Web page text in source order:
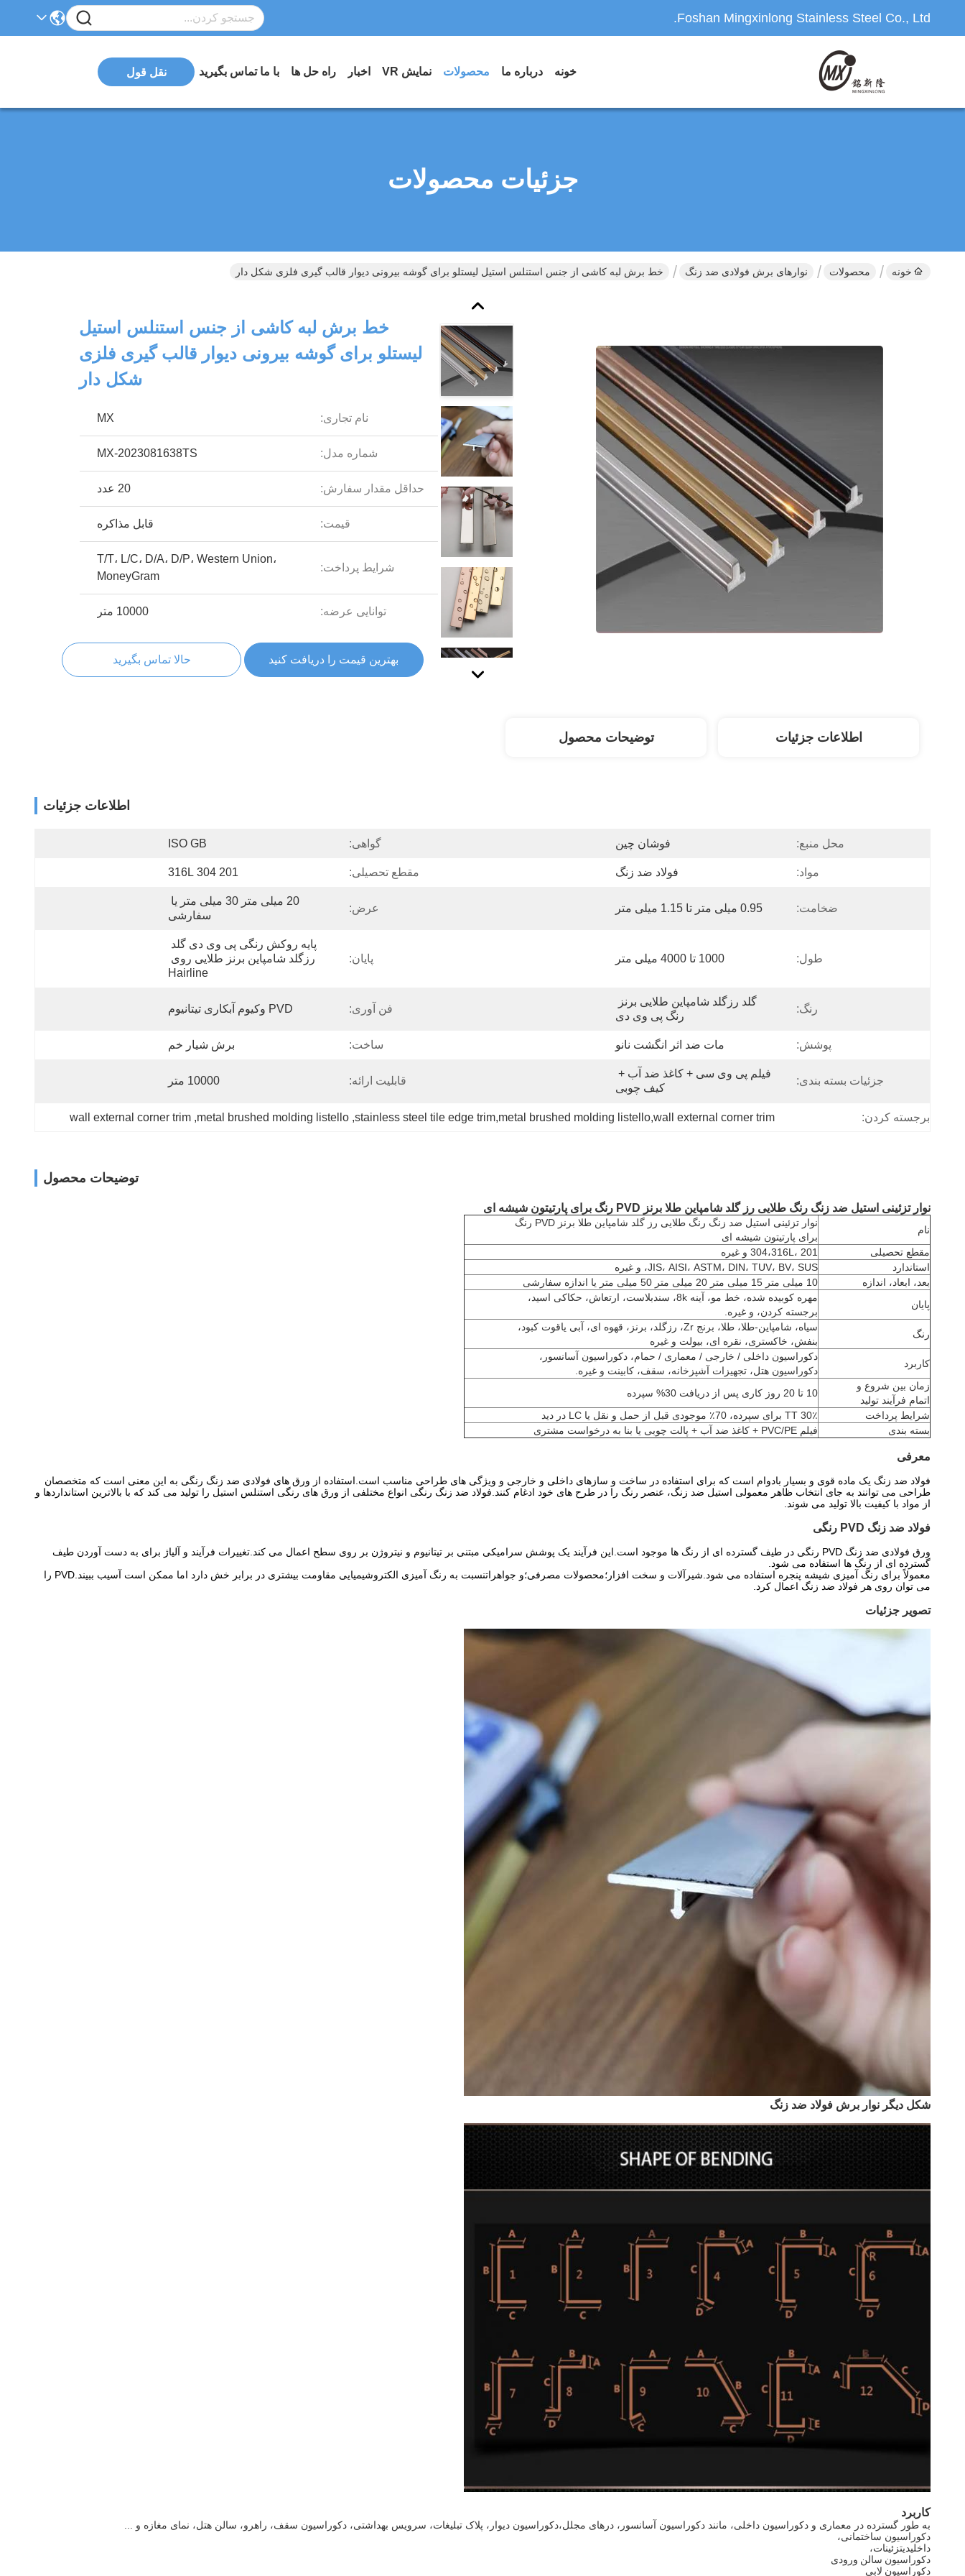
Foshan Mingxinlong Stainless Steel Co., Ltd.
خونه درباره ما محصولات نمایش VR اخبار راه حل ها با ما تماس بگیرید نقل قول
جزئیات محصولات
خونه محصولات نوارهای برش فولادی ضد زنگ خط برش لبه کاشی از جنس استنلس استیل لیستلو برای گوشه بیرونی دیوار قالب گیری فلزی شکل دار
خط برش لبه کاشی از جنس استنلس استیل
لیستلو برای گوشه بیرونی دیوار قالب گیری فلزی
شکل دار
نام تجاری: MX
شماره مدل: MX-2023081638TS
حداقل مقدار سفارش: 20 عدد
قیمت: قابل مذاکره
شرایط پرداخت:
T/T، L/C، D/A، D/P، Western Union،
MoneyGram
توانایی عرضه: 10000 متر
بهترین قیمت را دریافت کنید حالا تماس بگیرید
اطلاعات جزئیات توضیحات محصول
اطلاعات جزئیات
محل منبع: فوشان چین گواهی: ISO GB
مواد: فولاد ضد زنگ مقطع تحصیلی: 201 304 316L
ضخامت: 0.95 میلی متر تا 1.15 میلی متر عرض:
سفارشی
طول: 1000 تا 4000 میلی متر پایان:
Hairline
رنگ:
رنگ پی وی دی
فن آوری: PVD وکیوم آبکاری تیتانیوم
پوشش: مات ضد اثر انگشت نانو ساخت: برش شیار خم
جزئیات بسته بندی:
کیف چوبی
قابلیت ارائه: 10000 متر
برجسته کردن: stainless steel tile edge trim,metal brushed molding listello,wall external corner trim
,
metal brushed molding listello
,
wall external corner trim
توضیحات محصول
نوار تزئینی استیل ضد زنگ رنگ طلایی رز گلد شامپاین طلا برنز PVD رنگ برای پارتیتون شیشه ای
نام
نوار تزئینی استیل ضد زنگ رنگ طلایی رز گلد شامپاین طلا برنز PVD رنگ
برای پارتیتون شیشه ای
مقطع تحصیلی
304،316L، 201 و غیره
استاندارد
JIS، AISI، ASTM، DIN، TUV، BV، SUS، و غیره
بعد، ابعاد، اندازه
10 میلی متر 15 میلی متر 20 میلی متر 50 میلی متر یا اندازه سفارشی
پایان
مهره کوبیده شده، خط مو، آینه 8k، سندبلاست، ارتعاش، حکاکی اسید،
برجسته کردن، و غیره.
رنگ
سیاه، شامپاین-طلا، طلا، برنج Zr، رزگلد، برنز، قهوه ای، آبی یاقوت کبود،
بنفش، خاکستری، نقره ای، بیولت و غیره
کاربرد
دکوراسیون داخلی / خارجی / معماری / حمام، دکوراسیون آسانسور،
دکوراسیون هتل، تجهیزات آشپزخانه، سقف، کابینت و غیره.
زمان بین شروع و
اتمام فرآیند تولید
10 تا 20 روز کاری پس از دریافت 30% سپرده
شرایط پرداخت
30٪ TT برای سپرده، 70٪ موجودی قبل از حمل و نقل یا LC در دید
بسته بندی
فیلم PVC/PE + کاغذ ضد آب + پالت چوبی یا بنا به درخواست مشتری
معرفی
فولاد ضد زنگ یک ماده قوی و بسیار بادوام است که برای استفاده در ساخت و سازهای داخلی و خارجی و ویژگی های طراحی مناسب است.استفاده از ورق های فولادی ضد زنگ رنگی به این معنی است که متخصصان
طراحی می توانند به جای انتخاب ظاهر معمولی استیل ضد زنگ، عنصر رنگ را در طرح های خود ادغام کنند.فولاد ضد زنگ رنگی انواع مختلفی از ورق های رنگی استنلس استیل را تولید می کند که با بالاترین استانداردها و
از مواد با کیفیت بالا تولید می شوند.
فولاد ضد زنگ PVD رنگی
ورق فولادی ضد زنگ PVD رنگی در طیف گسترده ای از رنگ ها موجود است.این فرآیند یک پوشش سرامیکی مبتنی بر تیتانیوم و نیتروژن بر روی سطح اعمال می کند.تغییرات فرآیند و آلیاژ برای به دست آوردن طیف
گسترده ای از رنگ ها استفاده می شود.
معمولاً برای رنگ آمیزی شیشه پنجره استفاده می شود.شیرآلات و سخت افزار؛محصولات مصرفی؛و جواهراتنسبت به رنگ آمیزی الکتروشیمیایی مقاومت بیشتری در برابر خش دارد اما ممکن است آسیب ببیند.PVD را
می توان روی هر فولاد ضد زنگ اعمال کرد.
تصویر جزئیات
شکل دیگر نوار برش فولاد ضد زنگ
کاربرد
به طور گسترده در معماری و دکوراسیون داخلی، مانند دکوراسیون آسانسور، درهای مجلل،دکوراسیون دیوار، پلاک تبلیغات، سرویس بهداشتی، دکوراسیون سقف، راهرو، سالن هتل، نمای مغازه و ...
دکوراسیون ساختمانی،
داخلیدیتزئینات،
دکوراسیون سالن ورودی
دکوراسیون لابی